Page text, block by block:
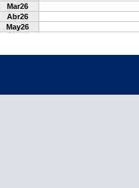
Mar26
Abr26
May26